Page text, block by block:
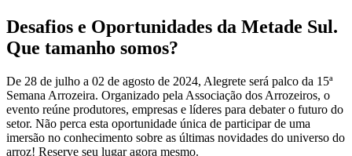
Desafios e Oportunidades da Metade Sul.
Que tamanho somos?
De 28 de julho a 02 de agosto de 2024, Alegrete será palco da 15ª
Semana Arrozeira. Organizado pela Associação dos Arrozeiros, o
evento reúne produtores, empresas e líderes para debater o futuro do
setor. Não perca esta oportunidade única de participar de uma
imersão no conhecimento sobre as últimas novidades do universo do
arroz! Reserve seu lugar agora mesmo.